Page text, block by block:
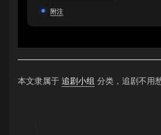
附注
本文隶属于 追剧小组 分类，追剧不用